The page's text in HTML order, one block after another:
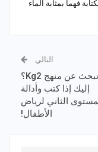
فهما بمثابة الماء
التالي
هل تبحث عن منهج Kg2؟
إليك إذا كتب وأدالة
الثاني لرياض
الأطفال!